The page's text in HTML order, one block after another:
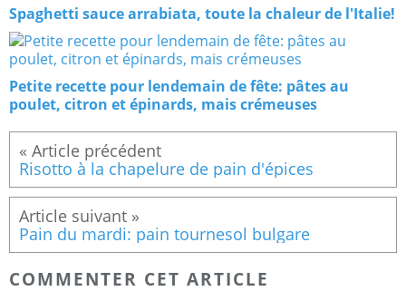
Spaghetti sauce arrabiata, toute la chaleur de l'Italie!
Petite recette pour lendemain de fête: pâtes au
poulet, citron et épinards, mais crémeuses
Risotto à la chapelure de pain d'épices
Pain du mardi: pain tournesol bulgare
COMMENTER CET ARTICLE